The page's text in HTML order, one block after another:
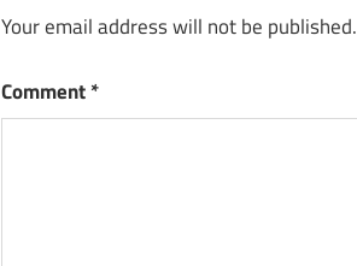
Your email address will not be published.
Comment*